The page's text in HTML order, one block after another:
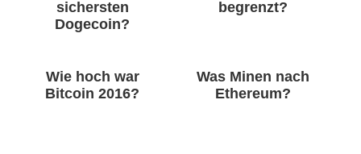
sichersten
Dogecoin?
begrenzt?
Wie hoch war
Bitcoin 2016?
Was Minen nach
Ethereum?